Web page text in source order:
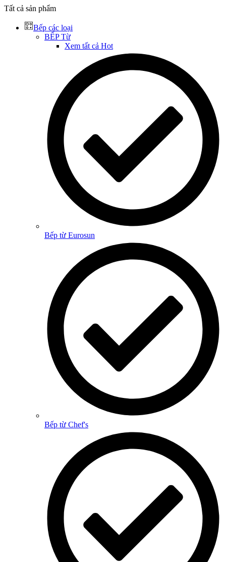
Tất cả sản phẩm
Bếp các loại
BẾP Từ
Xem tất cả Hot
Bếp từ Eurosun
Bếp từ Chef's